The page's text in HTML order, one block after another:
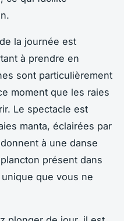
la journée est
à prendre en
sont particulièrement
moment que les raies
Le spectacle est
manta, éclairées par
à une danse
présent dans
unique que vous ne